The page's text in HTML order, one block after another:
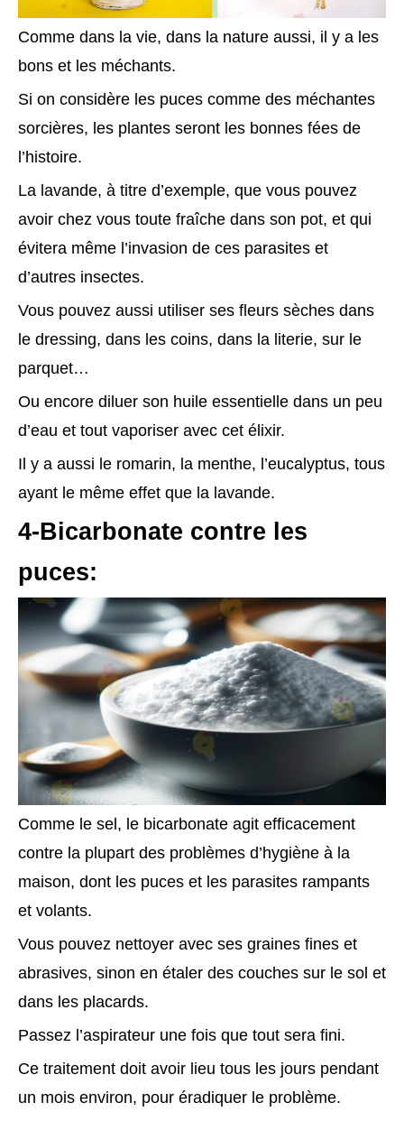
Comme dans la vie, dans la nature aussi, il y a les
bons et les méchants.
Si on considère les puces comme des méchantes
sorcières, les plantes seront les bonnes fées de
l’histoire.
La lavande, à titre d’exemple, que vous pouvez
avoir chez vous toute fraîche dans son pot, et qui
évitera même l’invasion de ces parasites et
d’autres insectes.
Vous pouvez aussi utiliser ses fleurs sèches dans
le dressing, dans les coins, dans la literie, sur le
parquet…
Ou encore diluer son huile essentielle dans un peu
d’eau et tout vaporiser avec cet élixir.
Il y a aussi le romarin, la menthe, l’eucalyptus, tous
ayant le même effet que la lavande.
4-Bicarbonate contre les
puces:
Comme le sel, le bicarbonate agit efficacement
contre la plupart des problèmes d’hygiène à la
maison, dont les puces et les parasites rampants
et volants.
Vous pouvez nettoyer avec ses graines fines et
abrasives, sinon en étaler des couches sur le sol et
dans les placards.
Passez l’aspirateur une fois que tout sera fini.
Ce traitement doit avoir lieu tous les jours pendant
un mois environ, pour éradiquer le problème.